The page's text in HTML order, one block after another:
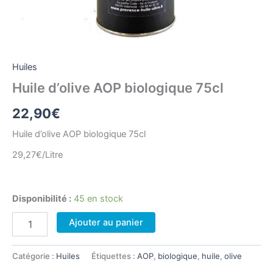
Huiles
Huile d’olive AOP biologique 75cl
22,90€
Huile d’olive AOP biologique 75cl
29,27€/Litre
Disponibilité : 45 en stock
d'olive
Ajouter au panier
Catégorie : Huiles Étiquettes : AOP, biologique, huile, olive